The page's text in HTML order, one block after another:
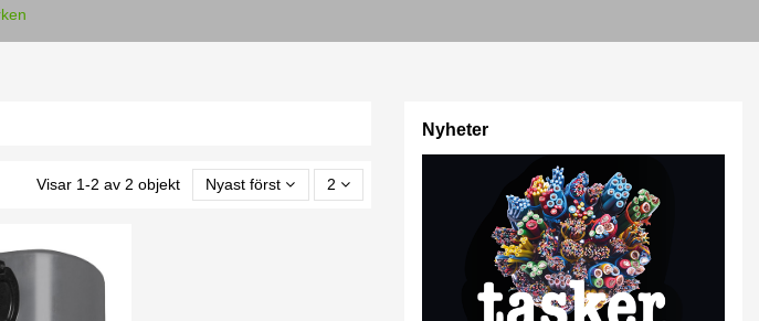
Visar 1-2 av 2 objekt Nyast först 2
Nyheter